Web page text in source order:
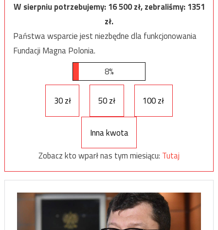
W sierpniu potrzebujemy:16 500zł, zebraliśmy:1351
zł.
Państwa wsparcie jest niezbędne dla funkcjonowania
Fundacji Magna Polonia.
8%
30 zł 50 zł 100 zł
Inna kwota
Zobacz kto wparł nas tym miesiącu: Tutaj